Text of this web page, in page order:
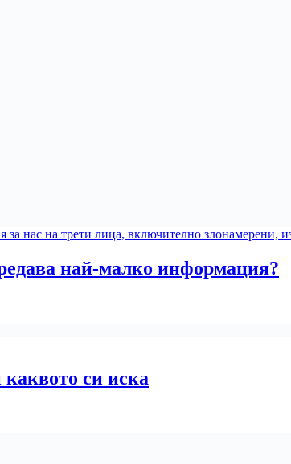
най-малко информация?
си иска